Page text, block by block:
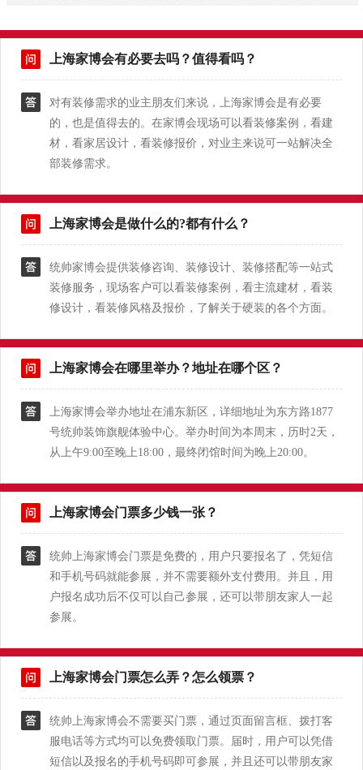
上海家博会有必要去吗？值得看吗？
对有装修需求的业主朋友们来说，上海家博会是有必要
的，也是值得去的。在家博会现场可以看装修案例，看建
材，看家居设计，看装修报价，对业主来说可一站解决全
部装修需求。
上海家博会是做什么的?都有什么？
统帅家博会提供装修咨询、装修设计、装修搭配等一站式
装修服务，现场客户可以看装修案例，看主流建材，看装
修设计，看装修风格及报价，了解关于硬装的各个方面。
上海家博会在哪里举办？地址在哪个区？
上海家博会举办地址在浦东新区，详细地址为东方路1877
号统帅装饰旗舰体验中心。举办时间为本周末，历时2天，
从上午9:00至晚上18:00，最终闭馆时间为晚上20:00。
上海家博会门票多少钱一张？
统帅上海家博会门票是免费的，用户只要报名了，凭短信
和手机号码就能参展，并不需要额外支付费用。并且，用
户报名成功后不仅可以自己参展，还可以带朋友家人一起
参展。
上海家博会门票怎么弄？怎么领票？
统帅上海家博会不需要买门票，通过页面留言框、拨打客
服电话等方式均可以免费领取门票。届时，用户可以凭借
短信以及报名的手机号码即可参展，并且还可以带朋友家